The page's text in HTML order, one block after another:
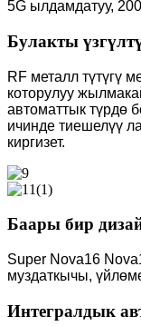
5G ылдамдатуу,
Булакты
RF металл түтүгү
которулуу
автоматтык түрдө
ичинде тиешелүү
киргизет.
Баары бир
Super Nova16
муздаткычы,
Интегралдык